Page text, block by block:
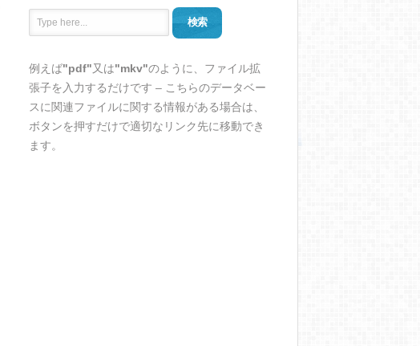
検索
例えば"pdf"又は"mkv"のように、ファイル拡
張子を入力するだけです – こちらのデータベー
スに関連ファイルに関する情報がある場合は、
ボタンを押すだけで適切なリンク先に移動でき
ます。